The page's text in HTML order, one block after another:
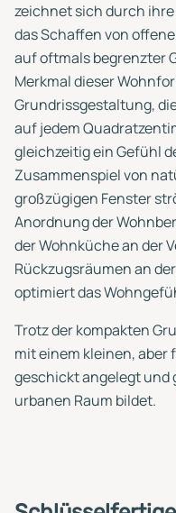
zeichnet sich durch
das Schaffen von
auf oftmals begrenzter
Merkmal dieser
Grundrissgestaltung,
auf jedem
gleichzeitig ein Gefühl
Zusammenspiel von
großzügigen Fenster
Anordnung der
der Wohnküche an der
Rückzugsräumen an
optimiert das
Trotz der kompakten
mit einem kleinen, aber
geschickt angelegt und
urbanen Raum bildet.